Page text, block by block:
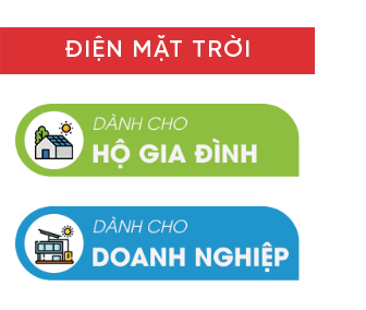
ĐIỆN MẶT TRỜI